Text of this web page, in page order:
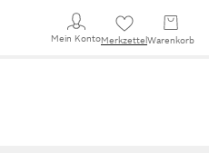
Mein KontoMerkzettel Warenkorb